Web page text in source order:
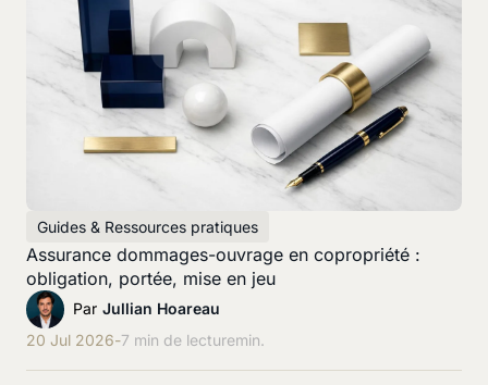
Guides & Ressources pratiques
Assurance dommages-ouvrage en copropriété :
obligation, portée, mise en jeu
Par Jullian Hoareau
20 Jul 2026-7 min de lecturemin.